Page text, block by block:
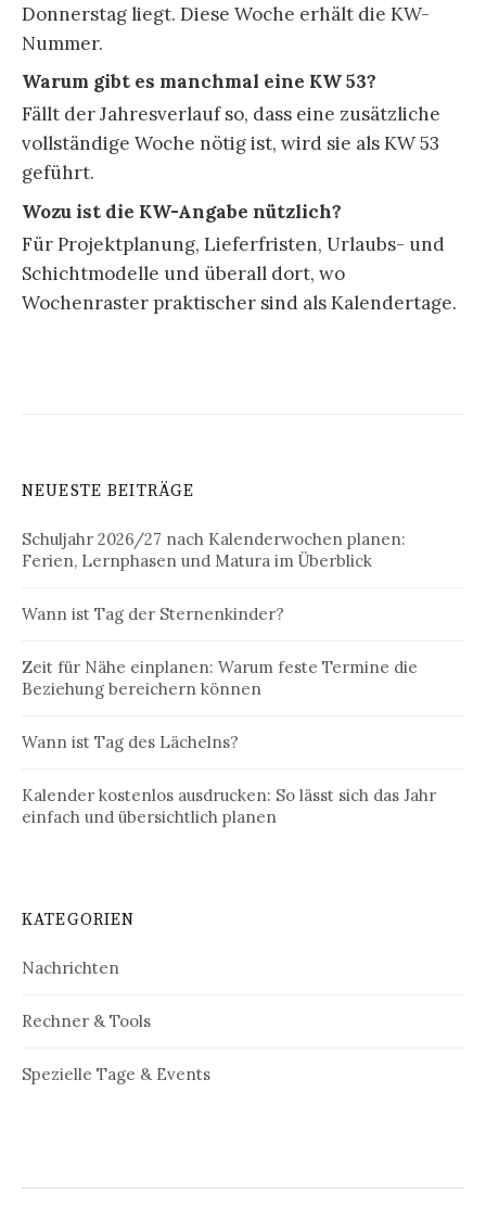
Donnerstag liegt. Diese Woche erhält die KW-
Nummer.
Warum gibt es manchmal eine KW 53?
Fällt der Jahresverlauf so, dass eine zusätzliche
vollständige Woche nötig ist, wird sie als KW 53
geführt.
Wozu ist die KW-Angabe nützlich?
Für Projektplanung, Lieferfristen, Urlaubs- und
Schichtmodelle und überall dort, wo
Wochenraster praktischer sind als Kalendertage.
NEUESTE BEITRÄGE
Schuljahr 2026/27 nach Kalenderwochen planen:
Ferien, Lernphasen und Matura im Überblick
Wann ist Tag der Sternenkinder?
Zeit für Nähe einplanen: Warum feste Termine die
Beziehung bereichern können
Wann ist Tag des Lächelns?
Kalender kostenlos ausdrucken: So lässt sich das Jahr
einfach und übersichtlich planen
KATEGORIEN
Nachrichten
Rechner & Tools
Spezielle Tage & Events